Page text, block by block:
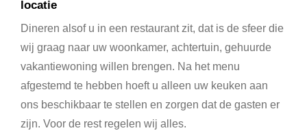
locatie
Dineren alsof u in een restaurant zit, dat is de sfeer die
wij graag naar uw woonkamer, achtertuin, gehuurde
vakantiewoning willen brengen. Na het menu
afgestemd te hebben hoeft u alleen uw keuken aan
ons beschikbaar te stellen en zorgen dat de gasten er
zijn. Voor de rest regelen wij alles.